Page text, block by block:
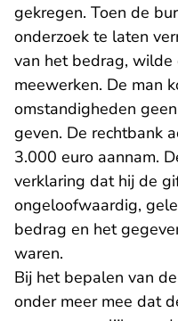
gekregen. Toen de
onderzoek te laten
van het bedrag,
meewerken. De man
omstandigheden
geven. De rechtbank
3.000 euro aannam.
verklaring dat hij de
ongeloofwaardig,
bedrag en het
waren.
Bij het bepalen van
onder meer mee dat